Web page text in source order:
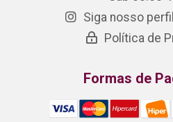
Siga nosso
Política de
Formas de